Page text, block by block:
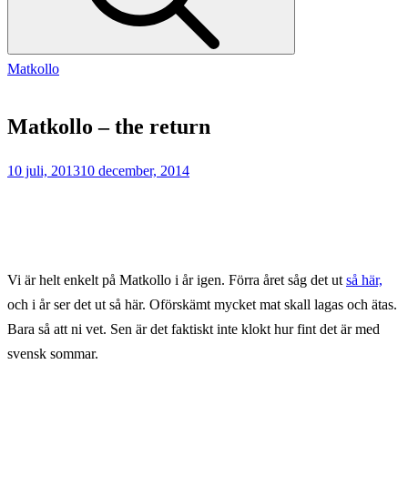
Matkollo
the
Matkollo
Matkollo – the return
10 juli, 201310 december, 2014
Vi är helt enkelt på Matkollo i år igen. Förra året såg det ut så här,
och i år ser det ut så här. Oförskämt mycket mat skall lagas och ätas.
Bara så att ni vet. Sen är det faktiskt inte klokt hur fint det är med
svensk sommar.